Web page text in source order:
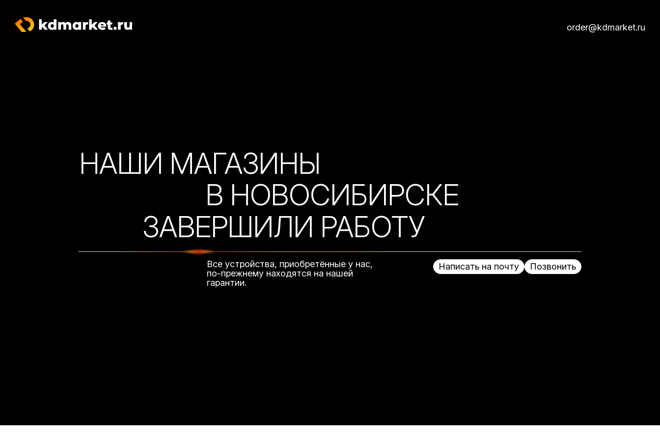
order@kdmarket.ru
НАШИ МАГАЗИНЫ
В НОВОСИБИРСКЕ
ЗАВЕРШИЛИ РАБОТУ
Все устройства, приобретённые у нас,
по-прежнему находятся на нашей
гарантии.
Написать на почту Позвонить